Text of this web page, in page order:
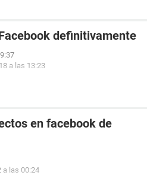
definitivamente
a las 13:23
en facebook de
a las 00:24